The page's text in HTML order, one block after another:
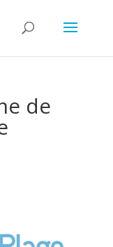
de